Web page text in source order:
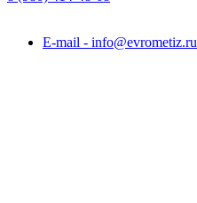
E-mail - info@evrometiz.ru